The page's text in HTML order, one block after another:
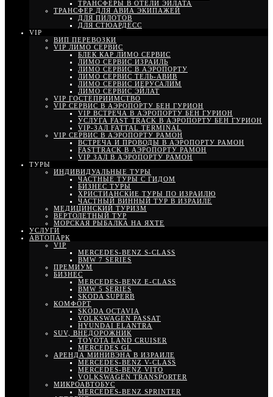
ТРАНСФЕРЫ В ОТЕЛИ ЭЙЛАТА
ТРАНСФЕР ДЛЯ АВИА ЭКИПАЖЕЙ
ДЛЯ ПИЛОТОВ
ДЛЯ СТЮАРДЕСС
VIP
ВИП ПЕРЕВОЗКИ
VIP ЛИМО СЕРВИС
БЛЕК КАР ЛИМО СЕРВИС
ЛИМО СЕРВИС ИЗРАИЛЬ
ЛИМО СЕРВИС В АЭРОПОРТУ
ЛИМО СЕРВИС ТЕЛЬ-АВИВ
ЛИМО СЕРВИС ИЕРУСАЛИМ
ЛИМО СЕРВИС ЭЙЛАТ
VIP ГОСТЕПРИИМСТВО
VIP СЕРВИС В АЭРОПОРТУ БЕН ГУРИОН
VIP ВСТРЕЧА В АЭРОПОРТУ БЕН ГУРИОН
УСЛУГА FAST TRACK В АЭРОПОРТУ БЕН ГУРИОН
VIP-ЗАЛ FATTAL TERMINAL
VIP СЕРВИС В АЭРОПОРТУ РАМОН
ВСТРЕЧА И ПРОВОДЫ В АЭРОПОРТУ РАМОН
FASTTRACK В АЭРОПОРТУ РАМОН
VIP ЗАЛ В АЭРОПОРТУ РАМОН
ТУРЫ
ИНДИВИДУАЛЬНЫЕ ТУРЫ
ЧАСТНЫЕ ТУРЫ С ГИДОМ
БИЗНЕС ТУРЫ
ХРИСТИАНСКИЕ ТУРЫ ПО ИЗРАИЛЮ
ЧАСТНЫЙ ВИННЫЙ ТУР В ИЗРАИЛЕ
МЕДИЦИНСКИЙ ТУРИЗМ
ВЕРТОЛЕТНЫЙ ТУР
МОРСКАЯ РЫБАЛКА НА ЯХТЕ
УСЛУГИ
АВТОПАРК
VIP
MERCEDES-BENZ S-CLASS
BMW 7 SERIES
ПРЕМИУМ
БИЗНЕС
MERCEDES-BENZ E-CLASS
BMW 5 SERIES
SKODA SUPERB
КОМФОРТ
SKODA OCTAVIA
VOLKSWAGEN PASSAT
HYUNDAI ELANTRA
SUV, ВНЕДОРОЖНИК
TOYOTA LAND CRUISER
MERCEDES GL
АРЕНДА МИНИВЭНА В ИЗРАИЛЕ
MERCEDES-BENZ V-CLASS
MERCEDES-BENZ VITO
VOLKSWAGEN TRANSPORTER
МИКРОАВТОБУС
MERCEDES-BENZ SPRINTER